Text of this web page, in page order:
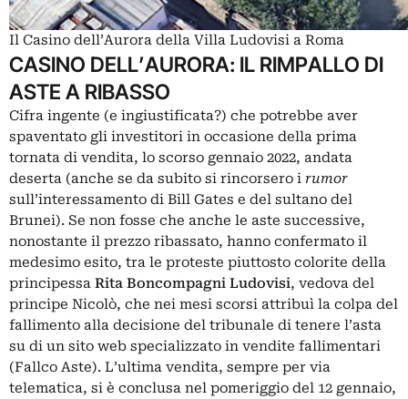
Il Casino dell’Aurora della Villa Ludovisi a Roma
CASINO DELL’AURORA: IL RIMPALLO DI
ASTE A RIBASSO
Cifra ingente (e ingiustificata?) che potrebbe aver
spaventato gli investitori in occasione della prima
tornata di vendita, lo scorso gennaio 2022, andata
deserta (anche se da subito si rincorsero i rumor
sull’interessamento di Bill Gates e del sultano del
Brunei). Se non fosse che anche le aste successive,
nonostante il prezzo ribassato, hanno confermato il
medesimo esito, tra le proteste piuttosto colorite della
principessa Rita Boncompagni Ludovisi, vedova del
principe Nicolò, che nei mesi scorsi attribuì la colpa del
fallimento alla decisione del tribunale di tenere l’asta
su di un sito web specializzato in vendite fallimentari
(Fallco Aste). L’ultima vendita, sempre per via
telematica, si è conclusa nel pomeriggio del 12 gennaio,